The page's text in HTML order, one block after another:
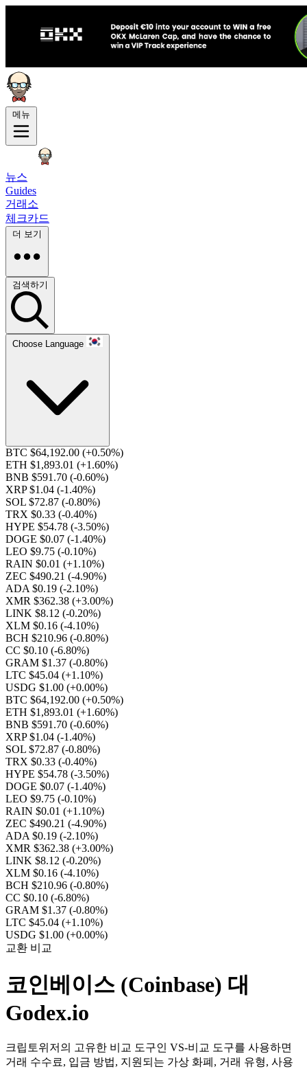
메뉴
뉴스
Guides
거래소
체크카드
더 보기
검색하기
Choose Language
BTC $64,192.00 (+0.50%)
ETH $1,893.01 (+1.60%)
BNB $591.70 (-0.60%)
XRP $1.04 (-1.40%)
SOL $72.87 (-0.80%)
TRX $0.33 (-0.40%)
HYPE $54.78 (-3.50%)
DOGE $0.07 (-1.40%)
LEO $9.75 (-0.10%)
RAIN $0.01 (+1.10%)
ZEC $490.21 (-4.90%)
ADA $0.19 (-2.10%)
XMR $362.38 (+3.00%)
LINK $8.12 (-0.20%)
XLM $0.16 (-4.10%)
BCH $210.96 (-0.80%)
CC $0.10 (-6.80%)
GRAM $1.37 (-0.80%)
LTC $45.04 (+1.10%)
USDG $1.00 (+0.00%)
BTC $64,192.00 (+0.50%)
ETH $1,893.01 (+1.60%)
BNB $591.70 (-0.60%)
XRP $1.04 (-1.40%)
SOL $72.87 (-0.80%)
TRX $0.33 (-0.40%)
HYPE $54.78 (-3.50%)
DOGE $0.07 (-1.40%)
LEO $9.75 (-0.10%)
RAIN $0.01 (+1.10%)
ZEC $490.21 (-4.90%)
ADA $0.19 (-2.10%)
XMR $362.38 (+3.00%)
LINK $8.12 (-0.20%)
XLM $0.16 (-4.10%)
BCH $210.96 (-0.80%)
CC $0.10 (-6.80%)
GRAM $1.37 (-0.80%)
LTC $45.04 (+1.10%)
USDG $1.00 (+0.00%)
교환 비교
코인베이스 (Coinbase) 대
Godex.io
크립토위저의 고유한 비교 도구인 VS-비교 도구를 사용하면
거래 수수료, 입금 방법, 지원되는 가상 화폐, 거래 유형, 사용